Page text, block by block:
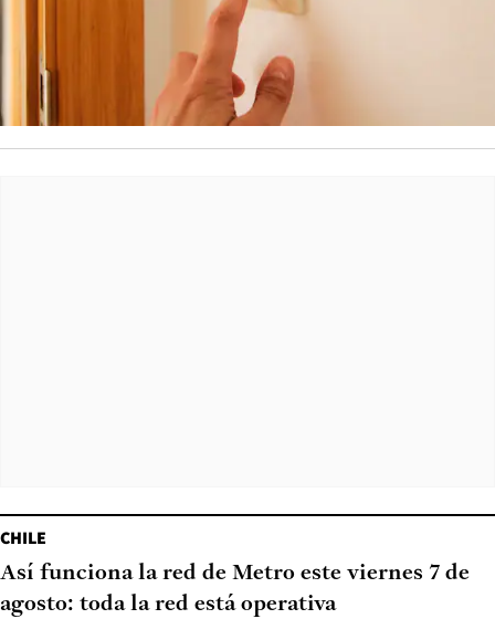
CHILE
Así funciona la red de Metro este viernes 7 de
agosto: toda la red está operativa